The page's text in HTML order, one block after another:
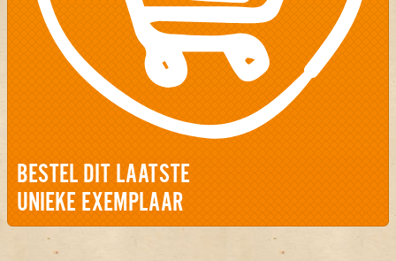
BESTEL DIT LAATSTE
UNIEKE EXEMPLAAR